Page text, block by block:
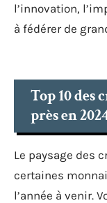
l’innovation,
à fédérer de
Top 10 des
près en
Le paysage des
certaines
l’année à venir.